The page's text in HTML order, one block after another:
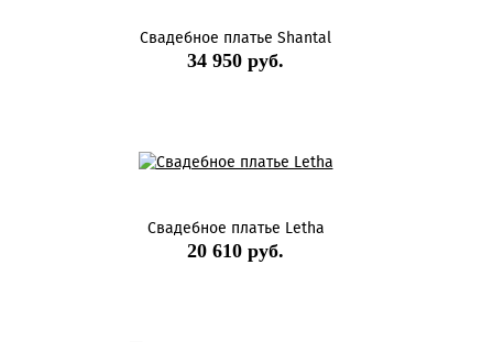
Свадебное платье Shantal
34 950 руб.
Свадебное платье Letha
20 610 руб.